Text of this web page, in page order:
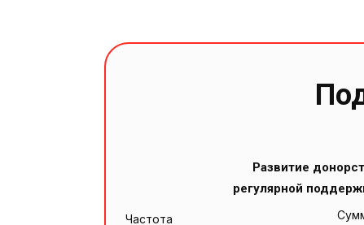
Развитие
регулярной
Частота